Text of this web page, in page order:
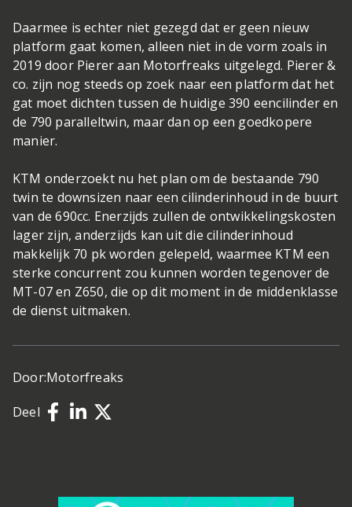
Daarmee is echter niet gezegd dat er geen nieuw
platform gaat komen, alleen niet in de vorm zoals in
2019 door Pierer aan Motorfreaks uitgelegd. Pierer &
co. zijn nog steeds op zoek naar een platform dat het
gat moet dichten tussen de huidige 390 eencilinder en
de 790 paralleltwin, maar dan op een goedkopere
manier.
KTM onderzoekt nu het plan om de bestaande 790
twin te downsizen naar een cilinderinhoud in de buurt
van de 690cc. Enerzijds zullen de ontwikkelingskosten
lager zijn, anderzijds kan uit die cilinderinhoud
makkelijk 70 pk worden gelepeld, waarmee KTM een
sterke concurrent zou kunnen worden tegenover de
MT-07 en Z650, die op dit moment in de middenklasse
de dienst uitmaken.
Door:Motorfreaks
Deel